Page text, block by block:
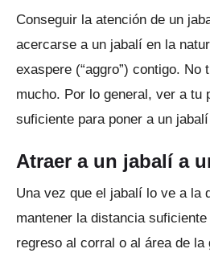
Conseguir la atención de un
acercarse a un jabalí en la
exaspere (“aggro”) contigo. No
mucho. Por lo general, ver a tu
suficiente para poner a un
Atraer a un jabalí a
Una vez que el jabalí lo ve a la
mantener la distancia
regreso al corral o al área de la